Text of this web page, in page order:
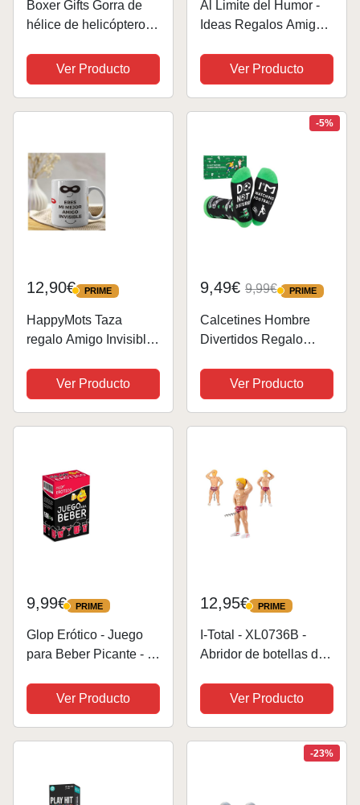
Boxer Gifts Gorra de
hélice de helicóptero |
Iris, Disfraz de Fiesta
Geek | Regalo
Divertido de Amigo
Ver Producto
Al Limite del Humor -
Ideas Regalos Amigo
Mujer - Español - Riete
hasta Decir Basta
Juego de Mesa Adulto
sin Tabu - la Party Esta
Ver Producto
12,90€ PRIME
PRIME
HappyMots Taza
regalo Amigo Invisible |
de Calidad | Tazas
Desayuno | Apta Para
el Microondas y el
Ver Producto
-5%
9,49€ 9,99€ PRIME
PRIME
Calcetines Hombre
Divertidos Regalo
Navidad Originales
CumpleañOs Para
Mujer Papá Hijo éL
Personalizados...
Ver Producto
9,99€ PRIME
PRIME
Glop Erótico - Juego
para Beber Picante - el
Atrevido - Juego de
Mesa Adulto - Regalos
Originales Hombres,
Ver Producto
12,95€ PRIME
PRIME
I-Total - XL0736B -
Abridor de botellas de
hombre/Abridor de
botellas divertido
perfecto para regalo
Ver Producto
-23%